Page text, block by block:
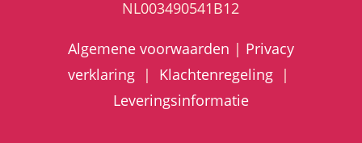
NL003490541B12
Algemene voorwaarden | Privacy
verklaring | Klachtenregeling |
Leveringsinformatie